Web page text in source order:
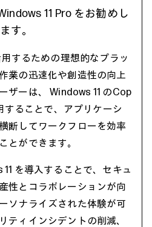
11 Pro をお勧めし
ます。
するための理想的なプラッ
業の迅速化や創造性の向上
ザーは、 Windows 11 のCop
ることで、アプリケーシ
断してワークフローを効率
とができます。
を導入することで、セキュ
性とコラボレーションが向
ソナライズされた体験が可
ティインシデントの削減、